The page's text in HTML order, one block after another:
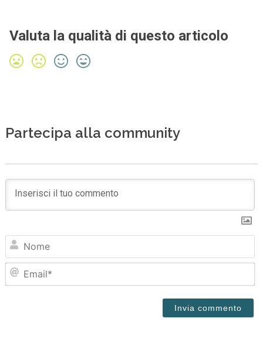
Valuta la qualità di questo articolo
Partecipa alla community